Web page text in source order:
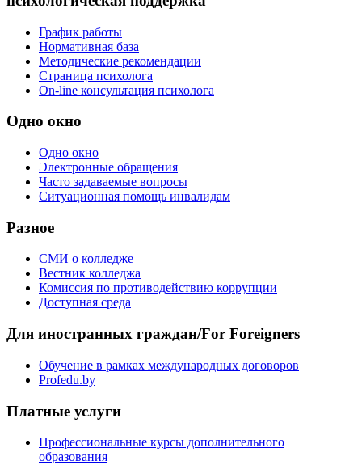
График работы
Нормативная база
Методические рекомендации
Страница психолога
On-line консультация психолога
Одно окно
Одно окно
Электронные обращения
Часто задаваемые вопросы
Ситуационная помощь инвалидам
Разное
СМИ о колледже
Вестник колледжа
Комиссия по противодействию коррупции
Доступная среда
Для иностранных граждан/For Foreigners
Обучение в рамках международных договоров
Profedu.by
Платные услуги
Профессиональные курсы дополнительного
образования